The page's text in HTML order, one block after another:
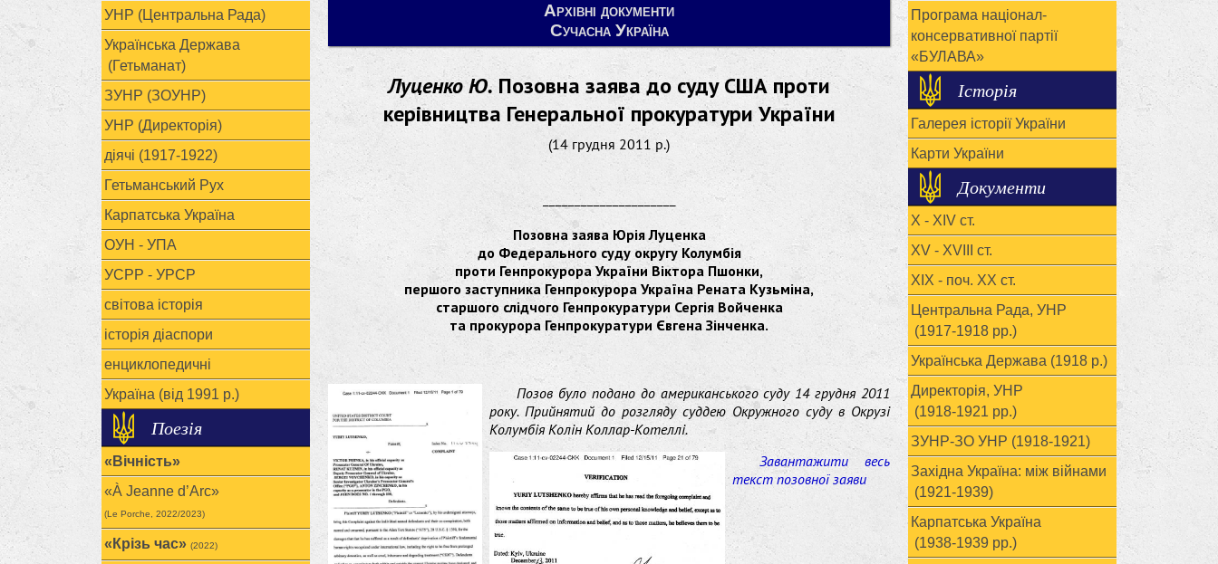
УНР (Центральна Рада)
Українська Держава
(Гетьманат)
ЗУНР (ЗОУНР)
УНР (Директорія)
діячі (1917-1922)
Гетьманський Рух
Карпатська Україна
ОУН - УПА
УСРР - УРСР
світова історія
історія діаспори
енциклопедичні
Україна (від 1991 р.)
Поезія
«Вічність»
«À Jeanne d’Arc»
(Le Porche, 2022/2023)
«Крізь час» (2022)
Архівні документи
Сучасна Україна
Луценко Ю. Позовна заява до суду США проти
керівництва Генеральної прокуратури України
(14 грудня 2011 р.)
_____________________
Позовна заява Юрія Луценка
до Федерального суду округу Колумбія
проти Генпрокурора України Віктора Пшонки,
першого заступника Генпрокурора Україна Рената Кузьміна,
старшого слідчого Генпрокуратури Сергія Войченка
та прокурора Генпрокуратури Євгена Зінченка.
Позов було подано до американського суду 14 грудня 2011
року. Прийнятий до розгляду суддею Окружного суду в Окрузі
Колумбія Колін Коллар-Котеллі.
Завантажити весь
текст позовної заяви
Програма націонал-
консервативної партії
«БУЛАВА»
Історія
Галерея історії України
Карти України
Документи
X - XIV ст.
XV - XVIII ст.
ХІХ - поч. ХХ ст.
Центральна Рада, УНР
(1917-1918 рр.)
Українська Держава (1918 р.)
Директорія, УНР
(1918-1921 рр.)
ЗУНР-ЗО УНР (1918-1921)
Західна Україна: між війнами
(1921-1939)
Карпатська Україна
(1938-1939 рр.)